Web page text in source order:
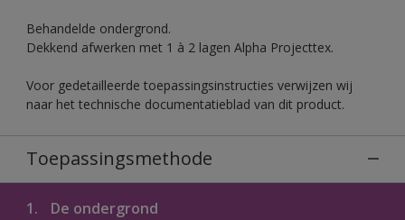
Behandelde ondergrond.
Dekkend afwerken met 1 à 2 lagen Alpha Projecttex.
Voor gedetailleerde toepassingsinstructies verwijzen wij
naar het technische documentatieblad van dit product.
Toepassingsmethode
1. De ondergrond